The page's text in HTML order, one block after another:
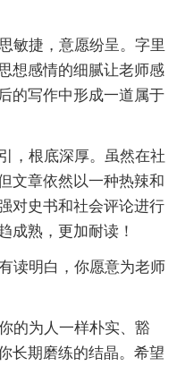
敏捷，意愿纷呈。字里
想感情的细腻让老师感
的写作中形成一道属于
，根底深厚。虽然在社
文章依然以一种热辣和
对史书和社会评论进行
成熟，更加耐读！
读明白，你愿意为老师
的为人一样朴实、豁
长期磨练的结晶。希望